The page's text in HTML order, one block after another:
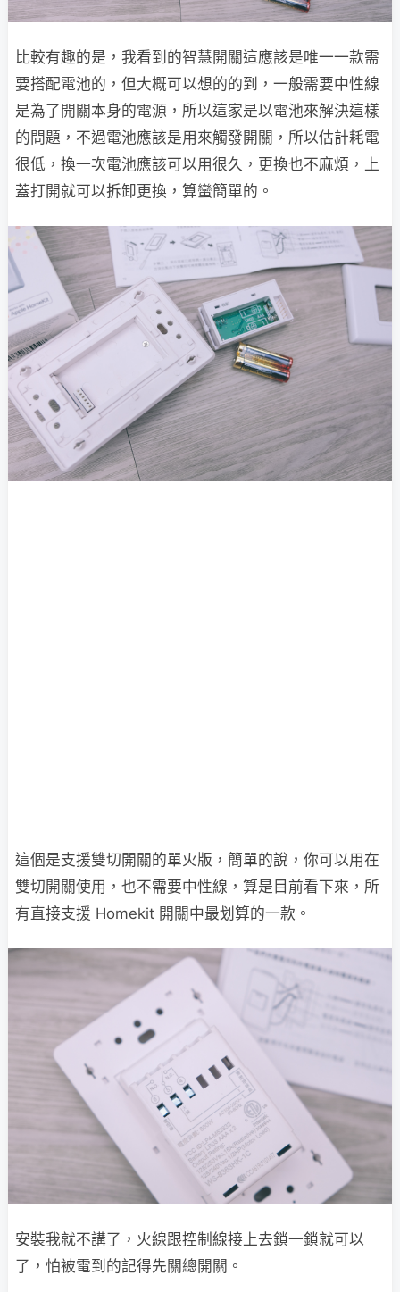
比較有趣的是，我看到的智慧開關這應該是唯一一款需
要搭配電池的，但大概可以想的的到，一般需要中性線
是為了開關本身的電源，所以這家是以電池來解決這樣
的問題，不過電池應該是用來觸發開關，所以估計耗電
很低，換一次電池應該可以用很久，更換也不麻煩，上
蓋打開就可以拆卸更換，算蠻簡單的。
這個是支援雙切開關的單火版，簡單的說，你可以用在
雙切開關使用，也不需要中性線，算是目前看下來，所
有直接支援 Homekit 開關中最划算的一款。
安裝我就不講了，火線跟控制線接上去鎖一鎖就可以
了，怕被電到的記得先關總開關。